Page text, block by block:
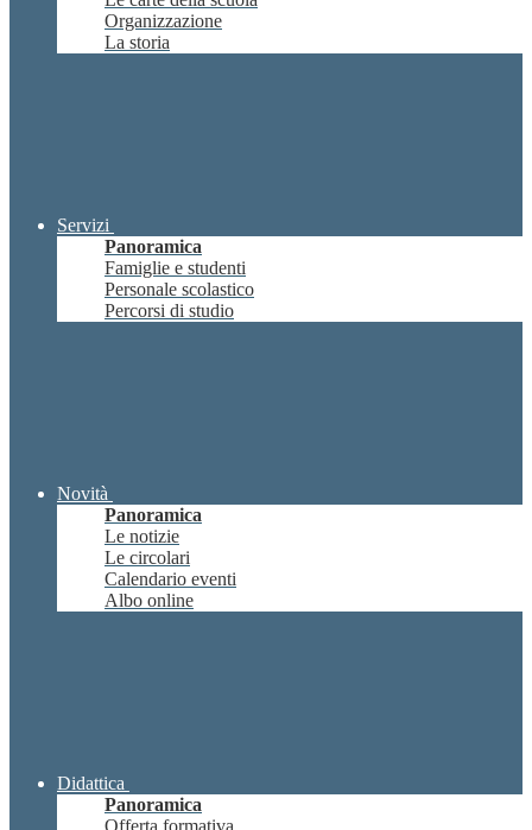
Organizzazione
La storia
Servizi
Panoramica
Famiglie e studenti
Personale scolastico
Percorsi di studio
Novità
Panoramica
Le notizie
Le circolari
Calendario eventi
Albo online
Didattica
Panoramica